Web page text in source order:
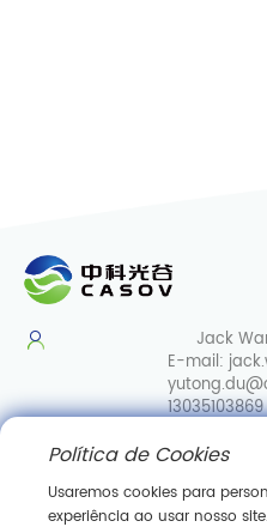
Jack
E-mail:
13035103869
Serviços
Direct/
Política de Cookies
Usaremos cookies para
experiência ao usar nosso